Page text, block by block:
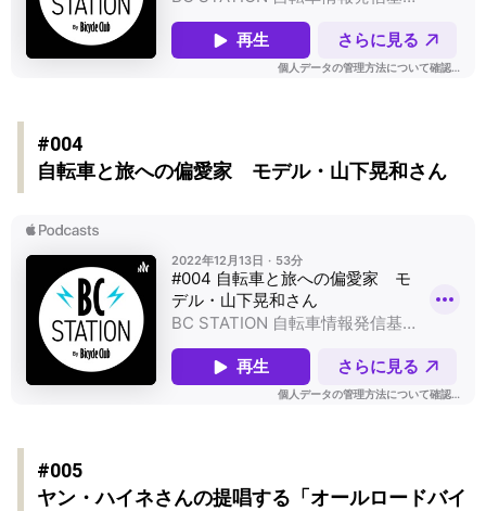
#004
自転車と旅への偏愛家 モデル・山下晃和さん
#005
ヤン・ハイネさんの提唱する「オールロードバイ